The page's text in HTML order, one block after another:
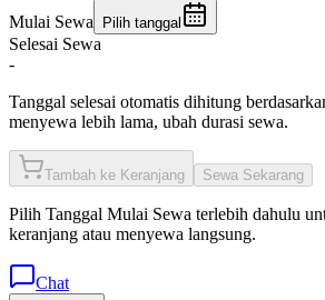
Mulai Sewa Pilih tanggal
Selesai Sewa
-
Tanggal selesai otomatis dihitung
menyewa lebih lama, ubah durasi sewa.
Tambah ke Keranjang Sewa Sekarang
Pilih Tanggal Mulai Sewa terlebih dahulu
keranjang atau menyewa langsung.
Chat